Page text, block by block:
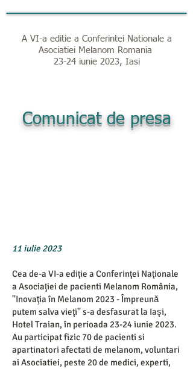
A VI-a editie a Conferintei Nationale a
Asociatiei Melanom Romania
23-24 iunie 2023, Iasi
Comunicat de presa
11 iulie 2023
Cea de-a VI-a ediţie a Conferinţei Naţionale
a Asociaţiei de pacienti Melanom România,
''Inovaţia în Melanom 2023 - Împreună
putem salva vieţi'' s-a desfasurat la Iaşi,
Hotel Traian, în perioada 23-24 iunie 2023.
Au participat fizic 70 de pacienti si
apartinatori afectati de melanom, voluntari
ai Asociatiei, peste 20 de medici, experti,